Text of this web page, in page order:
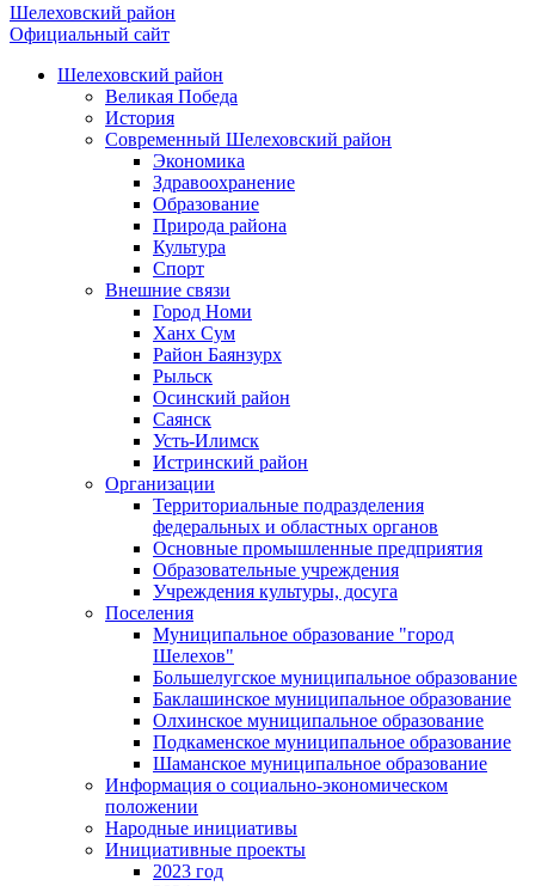
Шелеховский район
Официальный сайт
Шелеховский район
Великая Победа
История
Современный Шелеховский район
Экономика
Здравоохранение
Образование
Природа района
Культура
Спорт
Внешние связи
Город Номи
Ханх Сум
Район Баянзурх
Рыльск
Осинский район
Саянск
Усть-Илимск
Истринский район
Организации
Территориальные подразделения
федеральных и областных органов
Основные промышленные предприятия
Образовательные учреждения
Учреждения культуры, досуга
Поселения
Муниципальное образование "город
Шелехов"
Большелугское муниципальное образование
Баклашинское муниципальное образование
Олхинское муниципальное образование
Подкаменское муниципальное образование
Шаманское муниципальное образование
Информация о социально-экономическом
положении
Народные инициативы
Инициативные проекты
2023 год